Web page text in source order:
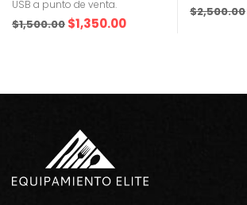
USB a punto de venta.
$1,500.00 $1,350.00
$2,500.00